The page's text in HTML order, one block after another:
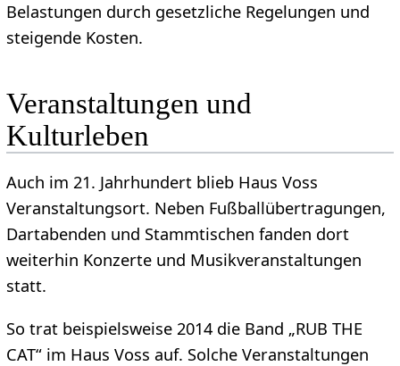
Belastungen durch gesetzliche Regelungen und
steigende Kosten.
Veranstaltungen und
Kulturleben
Auch im 21. Jahrhundert blieb Haus Voss
Veranstaltungsort. Neben Fußballübertragungen,
Dartabenden und Stammtischen fanden dort
weiterhin Konzerte und Musikveranstaltungen
statt.
So trat beispielsweise 2014 die Band „RUB THE
CAT“ im Haus Voss auf. Solche Veranstaltungen